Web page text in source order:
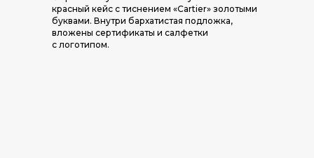
красный кейс с тиснением «Cartier» золотыми
буквами. Внутри бархатистая подложка,
вложены сертификаты и салфетки
с логотипом.